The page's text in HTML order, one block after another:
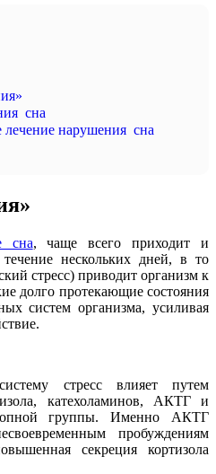
сна
лечение нарушения сна
сна, чаще всего приходит и
нескольких дней, в то
стресс) приводит организм к
долго протекающие состояния
систем организма, усиливая
стресс влияет путем
катехоламинов, АКТГ и
группы. Именно АКТГ
пробуждениям
секреция кортизола